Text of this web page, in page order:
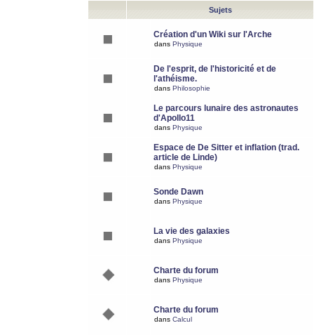
Sujets
Création d'un Wiki sur l'Arche
dans Physique
De l'esprit, de l'historicité et de
l'athéisme.
dans Philosophie
Le parcours lunaire des astronautes
d'Apollo11
dans Physique
Espace de De Sitter et inflation (trad.
article de Linde)
dans Physique
Sonde Dawn
dans Physique
La vie des galaxies
dans Physique
Charte du forum
dans Physique
Charte du forum
dans Calcul